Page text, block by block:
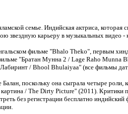
семье. Индийская актриса,
звездную карьеру в музыкальных видео -
фильме "Bhalo Theko", первым
"Братан Мунна 2 / Lage Raho
/ Bhool Bhulaiyaa" (все фильмы
Балан, поскольку она сыграла четыре
/ The Dirty Picture" (2011). Критики
без регистрации бесплатно